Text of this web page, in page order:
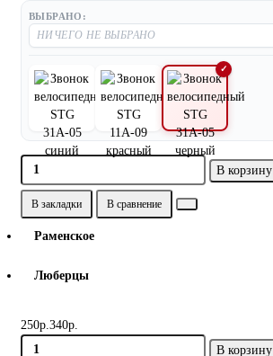
ВЫБРАНО:
В корзину
В закладки В сравнение
Раменское
Люберцы
250р.340р.
В корзину